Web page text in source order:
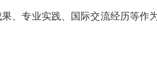
、专业实践、国际交流经历等作